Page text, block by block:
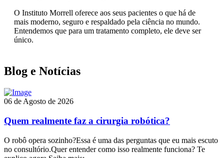
O Instituto Morrell oferece aos seus pacientes o que há de
mais moderno, seguro e respaldado pela ciência no mundo.
Entendemos que para um tratamento completo, ele deve ser
único.
Blog e Notícias
06 de Agosto de 2026
Quem realmente faz a cirurgia robótica?
O robô opera sozinho?Essa é uma das perguntas que eu mais escuto
no consultório.Quer entender como isso realmente funciona? Te